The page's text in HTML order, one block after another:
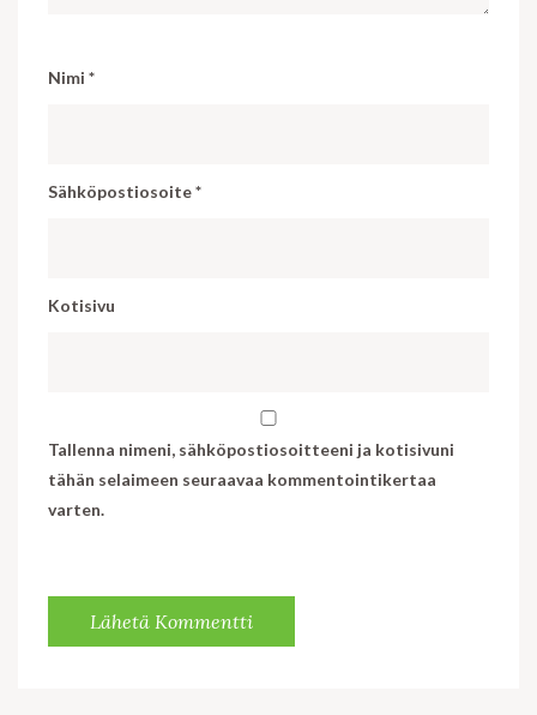
Nimi *
Sähköpostiosoite*
Kotisivu
Tallenna nimeni, sähköpostiosoitteeni ja kotisivuni
tähän selaimeen seuraavaa kommentointikertaa
varten.